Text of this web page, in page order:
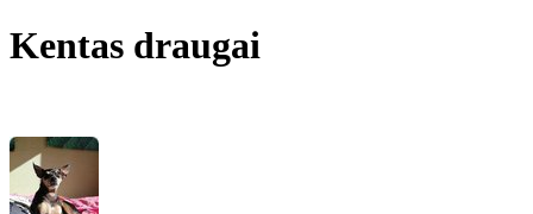
Kentas draugai